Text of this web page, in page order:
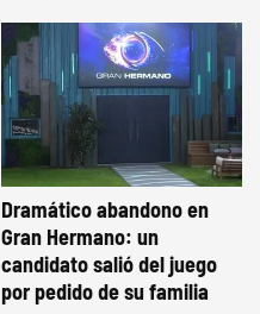
Dramático abandono en
Gran Hermano: un
candidato salió del juego
por pedido de su familia